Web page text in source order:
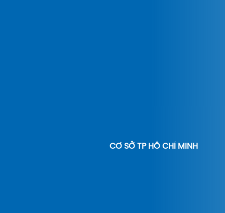
CƠ SỞ TP HỒ CHÍ MINH